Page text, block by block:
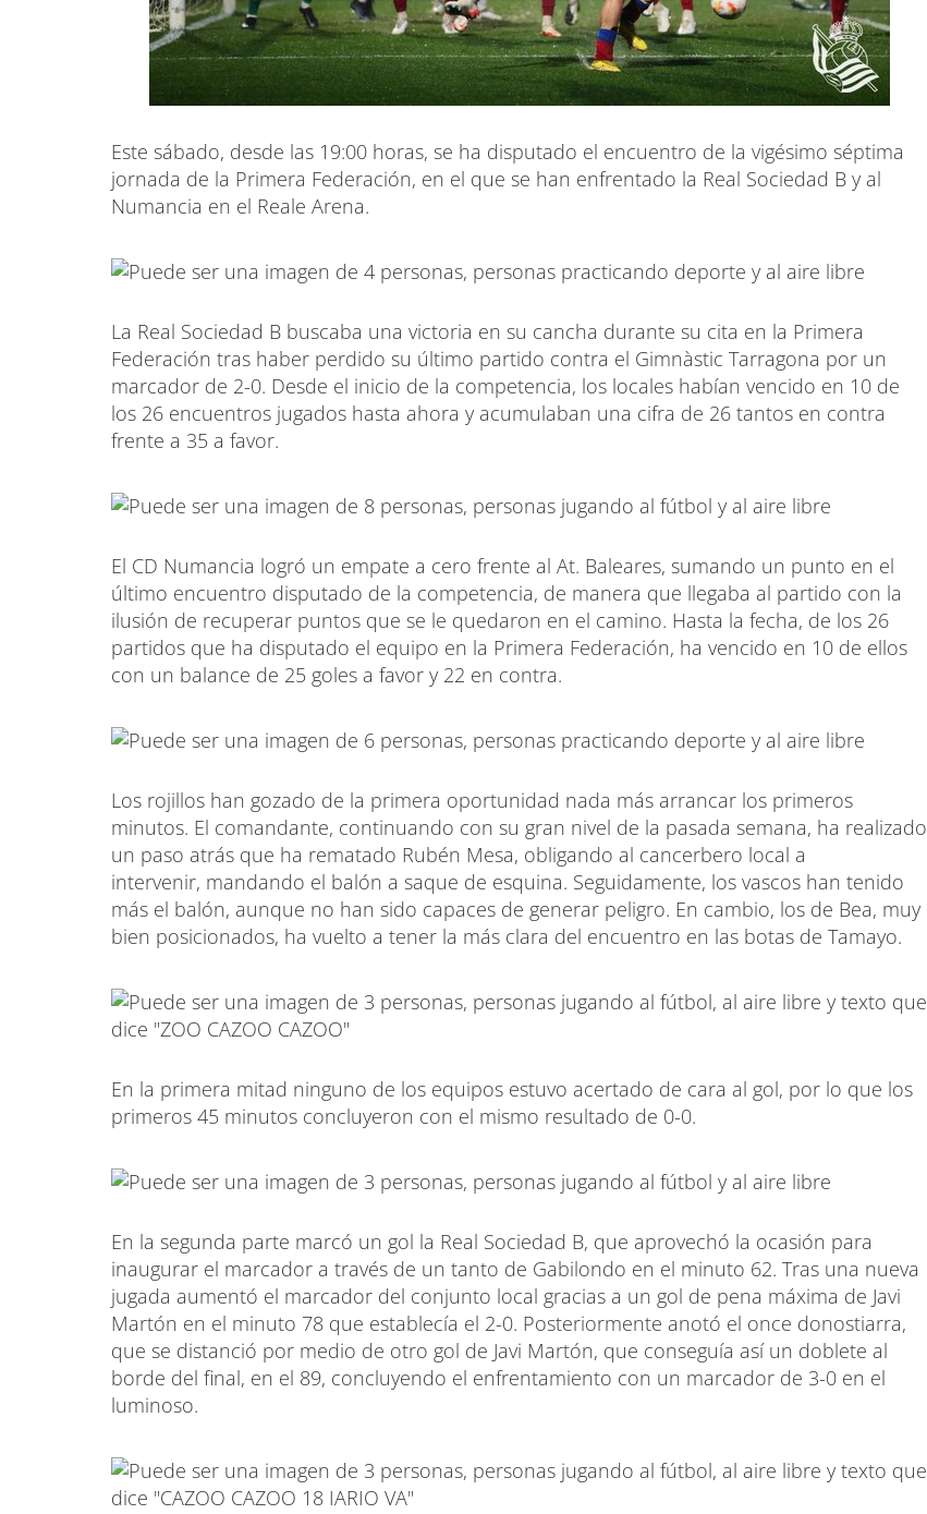
Este sábado, desde las 19:00 horas, se ha disputado el encuentro de la vigésimo séptima
jornada de la Primera Federación, en el que se han enfrentado la Real Sociedad B y al
Numancia en el Reale Arena.
La Real Sociedad B buscaba una victoria en su cancha durante su cita en la Primera
Federación tras haber perdido su último partido contra el Gimnàstic Tarragona por un
marcador de 2-0. Desde el inicio de la competencia, los locales habían vencido en 10 de
los 26 encuentros jugados hasta ahora y acumulaban una cifra de 26 tantos en contra
frente a 35 a favor.
El CD Numancia logró un empate a cero frente al At. Baleares, sumando un punto en el
último encuentro disputado de la competencia, de manera que llegaba al partido con la
ilusión de recuperar puntos que se le quedaron en el camino. Hasta la fecha, de los 26
partidos que ha disputado el equipo en la Primera Federación, ha vencido en 10 de ellos
con un balance de 25 goles a favor y 22 en contra.
Los rojillos han gozado de la primera oportunidad nada más arrancar los primeros
minutos. El comandante, continuando con su gran nivel de la pasada semana, ha realizado
un paso atrás que ha rematado Rubén Mesa, obligando al cancerbero local a
intervenir, mandando el balón a saque de esquina. Seguidamente, los vascos han tenido
más el balón, aunque no han sido capaces de generar peligro. En cambio, los de Bea, muy
bien posicionados, ha vuelto a tener la más clara del encuentro en las botas de Tamayo.
En la primera mitad ninguno de los equipos estuvo acertado de cara al gol, por lo que los
primeros 45 minutos concluyeron con el mismo resultado de 0-0.
En la segunda parte marcó un gol la Real Sociedad B, que aprovechó la ocasión para
inaugurar el marcador a través de un tanto de Gabilondo en el minuto 62. Tras una nueva
jugada aumentó el marcador del conjunto local gracias a un gol de pena máxima de Javi
Martón en el minuto 78 que establecía el 2-0. Posteriormente anotó el once donostiarra,
que se distanció por medio de otro gol de Javi Martón, que conseguía así un doblete al
borde del final, en el 89, concluyendo el enfrentamiento con un marcador de 3-0 en el
luminoso.